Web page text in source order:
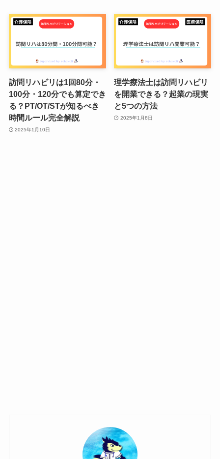
訪問リハビリは1回80分・
100分・120分でも算定でき
る？PT/OT/STが知るべき
時間ルール完全解説
2025年1月10日
理学療法士は訪問リハビリ
を開業できる？起業の現実
と5つの方法
2025年1月8日